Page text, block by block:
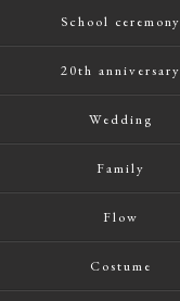
School ceremony
20th anniversary
Wedding
Family
Flow
Costume